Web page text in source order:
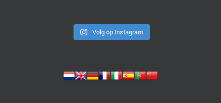
Volg op Instagram